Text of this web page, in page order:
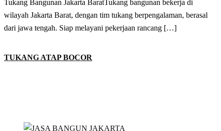
Tukang Bangunan Jakarta BaratTukang bangunan bekerja di
wilayah Jakarta Barat, dengan tim tukang berpengalaman, berasal
dari jawa tengah. Siap melayani pekerjaan rancang […]
TUKANG ATAP BOCOR